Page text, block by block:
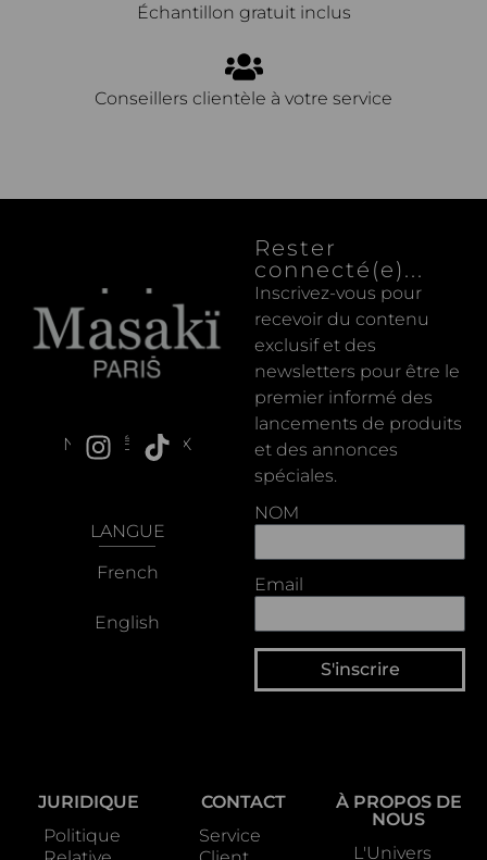
Échantillon gratuit inclus
Conseillers clientèle à votre service
NOS RÉSEAUX
LANGUE
French
English
Rester
connecté(e)...
Inscrivez-vous pour
recevoir du contenu
exclusif et des
newsletters pour être le
premier informé des
lancements de produits
et des annonces
spéciales.
NOM
Email
S'inscrire
JURIDIQUE
Politique
CONTACT
Service
À PROPOS DE
NOUS
L'Univers